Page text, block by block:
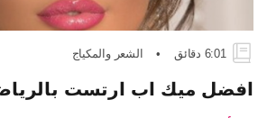
6:01 دقائق • الشعر والمكياج
افضل ميك اب ارتست